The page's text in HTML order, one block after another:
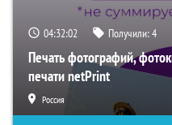
04:32:01 Получили:4
Печать фотографий,
печати netPrint
Россия